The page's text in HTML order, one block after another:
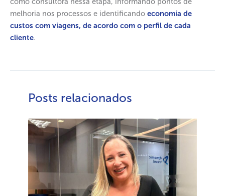
melhoria nos processos e identificando economia de
custos com viagens, de acordo com o perfil de cada
cliente.
Posts relacionados